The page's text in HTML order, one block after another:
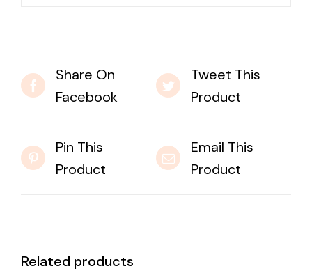
Share On
Facebook
Tweet This
Product
Pin This
Product
Email This
Product
Related products